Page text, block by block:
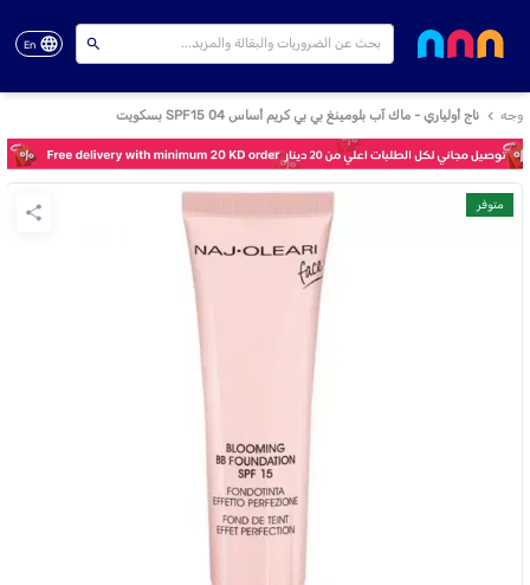
En
وجه ناج أولياري - ماك آب بلومينغ بي بي كريم أساس 04 SPF15 بسكويت
متوفر